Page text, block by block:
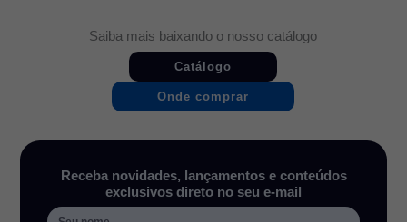
Saiba mais baixando o nosso catálogo
Catálogo
Onde comprar
Receba novidades, lançamentos e conteúdos
exclusivos direto no seu e-mail